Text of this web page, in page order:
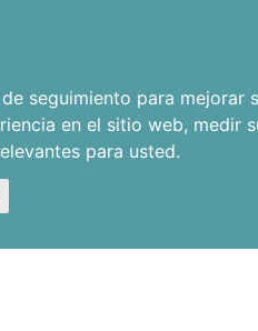
seguimiento para mejorar
en el sitio web, medir
para usted.